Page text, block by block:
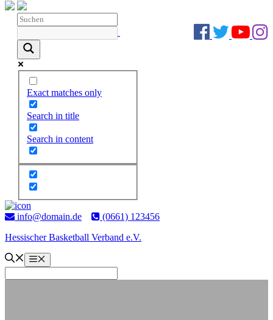
Exact matches only
Search in title
Search in content
Inhalt
info@domain.de
(0661) 123456
Hessischer Basketball Verband e.V.
Menü